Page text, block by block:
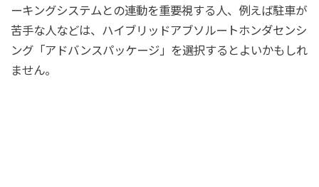
ーキングシステムとの連動を重要視する人、例えば駐車が
苦手な人などは、ハイブリッドアブソルートホンダセンシ
ング「アドバンスパッケージ」を選択するとよいかもしれ
ません。